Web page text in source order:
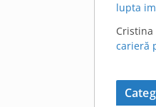
lupta
Cristina
carieră